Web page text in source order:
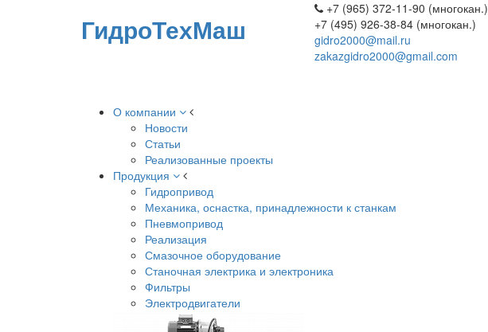
ГидроТехМаш
+7 (965) 372-11-90 (многокан.)
+7 (495) 926-38-84 (многокан.)
gidro2000@mail.ru
zakazgidro2000@gmail.com
О компании
Новости
Статьи
Реализованные проекты
Продукция
Гидропривод
Механика, оснастка, принадлежности к станкам
Пневмопривод
Реализация
Смазочное оборудование
Станочная электрика и электроника
Фильтры
Электродвигатели